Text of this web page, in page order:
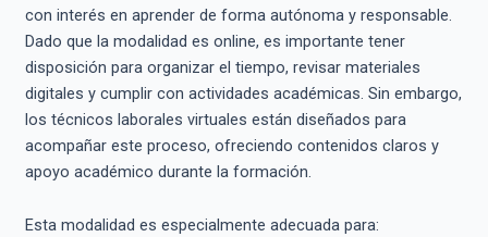
con interés en aprender de forma autónoma y responsable.
Dado que la modalidad es online, es importante tener
disposición para organizar el tiempo, revisar materiales
digitales y cumplir con actividades académicas. Sin embargo,
los técnicos laborales virtuales están diseñados para
acompañar este proceso, ofreciendo contenidos claros y
apoyo académico durante la formación.
Esta modalidad es especialmente adecuada para: